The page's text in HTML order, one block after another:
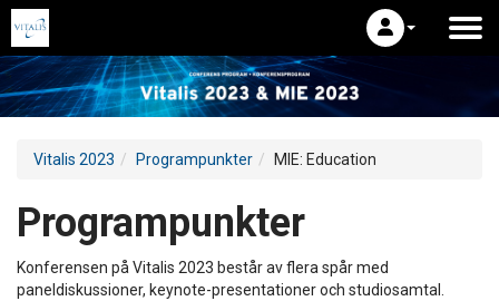
Vitalis 2023 Programpunkter MIE: Education
Programpunkter
Konferensen på Vitalis 2023 består av flera spår med
paneldiskussioner, keynote-presentationer och studiosamtal.